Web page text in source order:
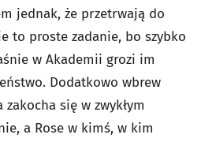
jednak, że przetrwają do
to proste zadanie, bo szybko
w Akademii grozi im
Dodatkowo wbrew
się w zwykłym
a Rose w kimś, w kim